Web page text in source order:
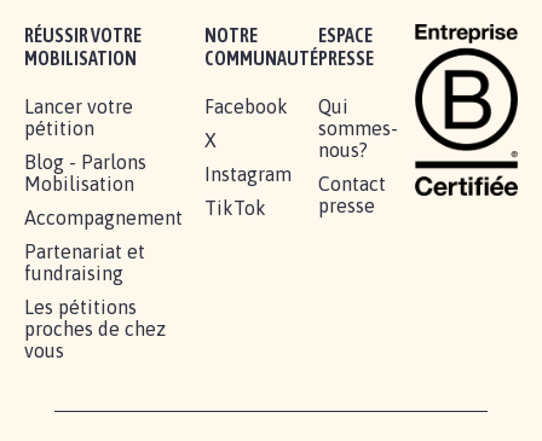
Je signe
RÉUSSIR VOTRE
MOBILISATION
Lancer votre
pétition
Mobilisation
Contact